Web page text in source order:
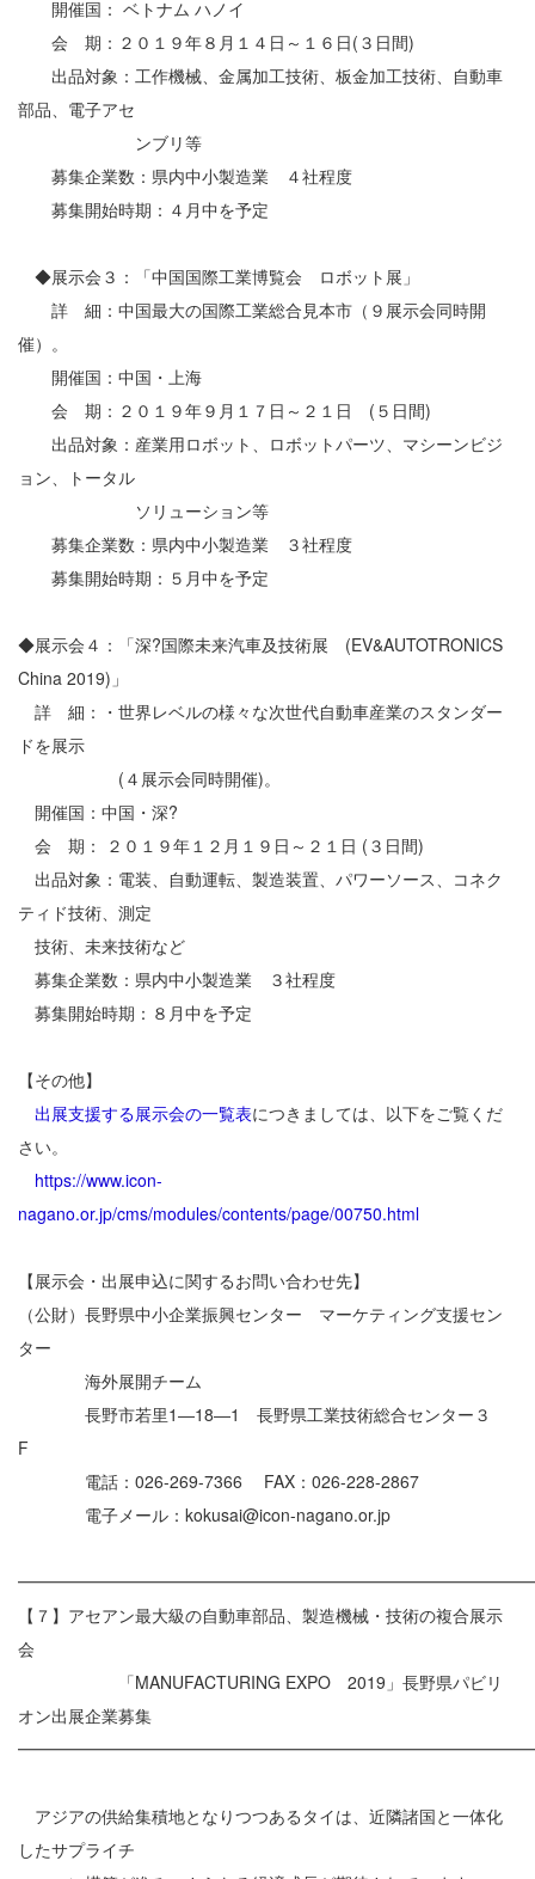
開催国： ベトナム ハノイ
会 期：２０１９年８月１４日～１６日(３日間)
出品対象：工作機械、金属加工技術、板金加工技術、自動車
部品、電子アセ
ンブリ等
募集企業数：県内中小製造業 ４社程度
募集開始時期：４月中を予定
◆展示会３：「中国国際工業博覧会 ロボット展」
詳 細：中国最大の国際工業総合見本市（９展示会同時開
催）。
開催国：中国・上海
会 期：２０１９年９月１７日～２１日 (５日間)
出品対象：産業用ロボット、ロボットパーツ、マシーンビジ
ョン、トータル
ソリューション等
募集企業数：県内中小製造業 ３社程度
募集開始時期：５月中を予定
◆展示会４：「深?国際未来汽車及技術展 (EV&AUTOTRONICS
China 2019)」
詳 細：・世界レベルの様々な次世代自動車産業のスタンダー
ドを展示
(４展示会同時開催)。
開催国：中国・深?
会 期： ２０１９年１２月１９日～２１日 (３日間)
出品対象：電装、自動運転、製造装置、パワーソース、コネク
ティド技術、測定
技術、未来技術など
募集企業数：県内中小製造業 ３社程度
募集開始時期：８月中を予定
【その他】
出展支援する展示会の一覧表につきましては、以下をご覧くだ
さい。
https://www.icon-
nagano.or.jp/cms/modules/contents/page/00750.html
【展示会・出展申込に関するお問い合わせ先】
（公財）長野県中小企業振興センター マーケティング支援セン
ター
海外展開チーム
長野市若里1―18―1 長野県工業技術総合センター３
F
電話：026-269-7366 FAX：026-228-2867
電子メール：kokusai@icon-nagano.or.jp
【７】アセアン最大級の自動車部品、製造機械・技術の複合展示
会
「MANUFACTURING EXPO 2019」長野県パビリ
オン出展企業募集
アジアの供給集積地となりつつあるタイは、近隣諸国と一体化
したサプライチ